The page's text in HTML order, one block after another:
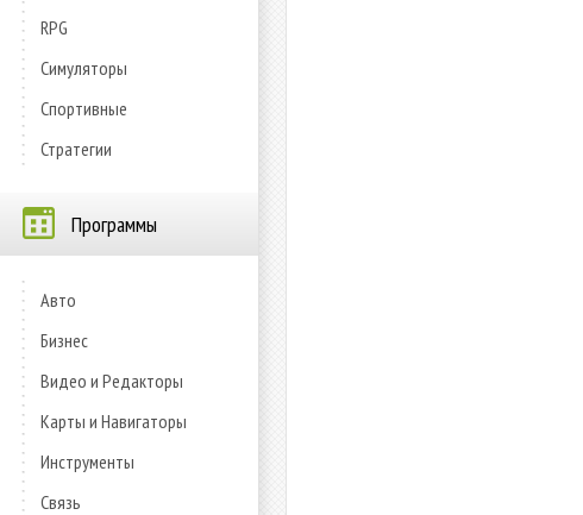
RPG
Симуляторы
Спортивные
Стратегии
Программы
Авто
Бизнес
Видео и Редакторы
Карты и Навигаторы
Инструменты
Связь